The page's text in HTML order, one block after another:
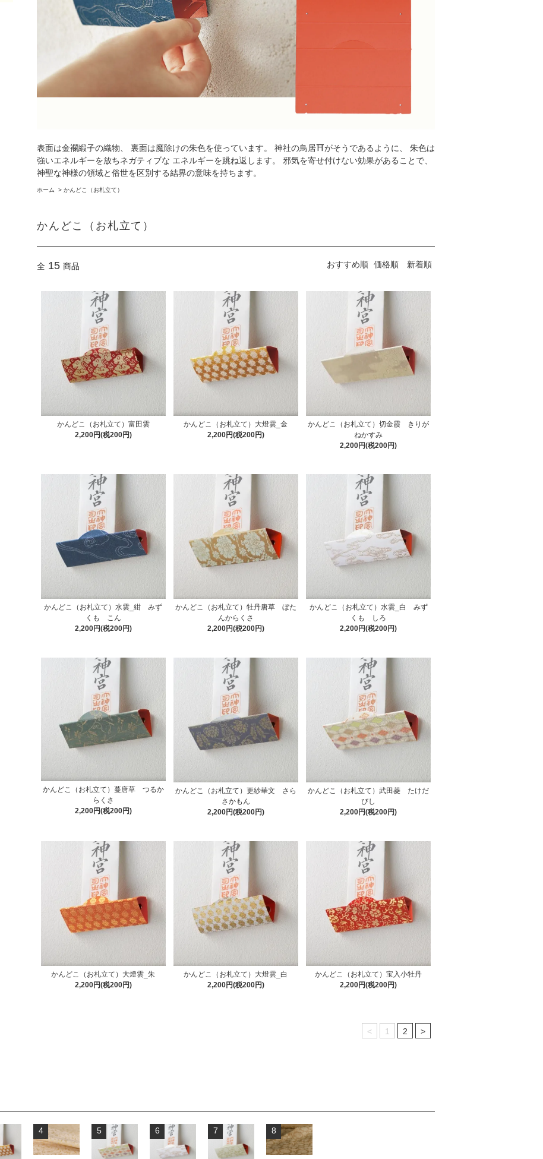
表面は金襴緞子の織物、 裏面は魔除けの朱色を使っています。 神社の鳥居⛩がそうであるように、 朱色は
強いエネルギーを放ちネガティブな エネルギーを跳ね返します。 邪気を寄せ付けない効果があることで、
神聖な神様の領域と俗世を区別する結界の意味を持ちます。
ホーム > かんどこ（お札立て）
かんどこ（お札立て）
全 15 商品 おすすめ順 価格順 新着順
かんどこ（お札立て）富田雲
2,200円(税200円)
かんどこ（お札立て）大燈雲_金
2,200円(税200円)
かんどこ（お札立て）切金霞 きりが
ねかすみ
2,200円(税200円)
かんどこ（お札立て）水雲_紺 みず
くも こん
2,200円(税200円)
かんどこ（お札立て）牡丹唐草 ぼた
んからくさ
2,200円(税200円)
かんどこ（お札立て）水雲_白 みず
くも しろ
2,200円(税200円)
かんどこ（お札立て）蔓唐草 つるか
らくさ
2,200円(税200円)
かんどこ（お札立て）更紗華文 さら
さかもん
2,200円(税200円)
かんどこ（お札立て）武田菱 たけだ
びし
2,200円(税200円)
かんどこ（お札立て）大燈雲_朱
2,200円(税200円)
かんどこ（お札立て）大燈雲_白
2,200円(税200円)
かんどこ（お札立て）宝入小牡丹
2,200円(税200円)
< 1 2 >
4 5 6 7 8